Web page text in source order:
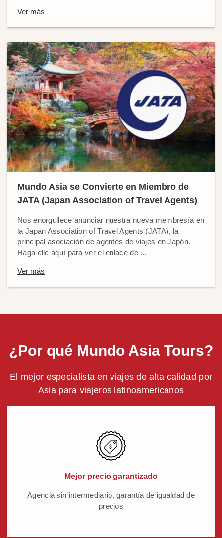
Ver más
Mundo Asia se Convierte en Miembro de
JATA (Japan Association of Travel Agents)
Nos enorgullece anunciar nuestra nueva membresía en
la Japan Association of Travel Agents (JATA), la
principal asociación de agentes de viajes en Japón.
Haga clic aquí para ver el enlace de ...
Ver más
¿Por qué Mundo Asia Tours?
El mejor especialista en viajes de alta calidad por
Asia para viajeros latinoamericanos
Mejor precio garantizado
Agencia sin intermediario, garantía de igualdad de
precios